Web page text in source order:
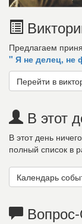
Предлагаем
" Я не делец, не
Перейти в
В этот
В этот день
полный список в
Календарь